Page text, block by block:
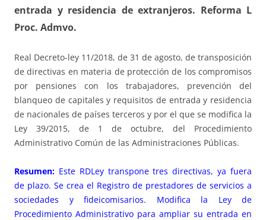
entrada y residencia de extranjeros. Reforma L
Proc. Admvo.
Real Decreto-ley 11/2018, de 31 de agosto, de transposición
de directivas en materia de protección de los compromisos
por pensiones con los trabajadores, prevención del
blanqueo de capitales y requisitos de entrada y residencia
de nacionales de países terceros y por el que se modifica la
Ley 39/2015, de 1 de octubre, del Procedimiento
Administrativo Común de las Administraciones Públicas.
Resumen: Este RDLey transpone tres directivas, ya fuera
de plazo. Se crea el Registro de prestadores de servicios a
sociedades y fideicomisarios. Modifica la Ley de
Procedimiento Administrativo para ampliar su entrada en